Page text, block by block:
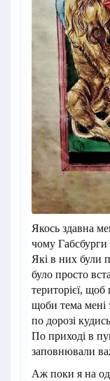
Якось здавна
чому
Які в них були
було просто
територієї, щоб
щоби тема мені
по дорозі
По приході в
заповнювали
Аж поки я на